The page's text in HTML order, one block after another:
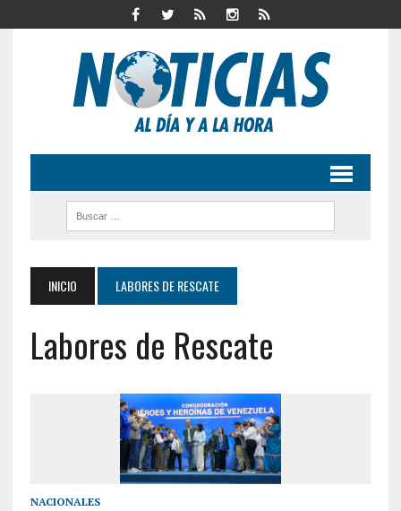
INICIO LABORES DE RESCATE
Labores de Rescate
NACIONALES